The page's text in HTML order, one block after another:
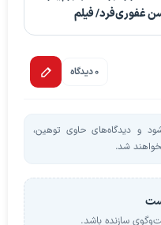
غفوری‌فرد/ فیلم
0 دیدگاه
و دیدگاه‌های حاوی توهین،
شد.
سازنده باشد.